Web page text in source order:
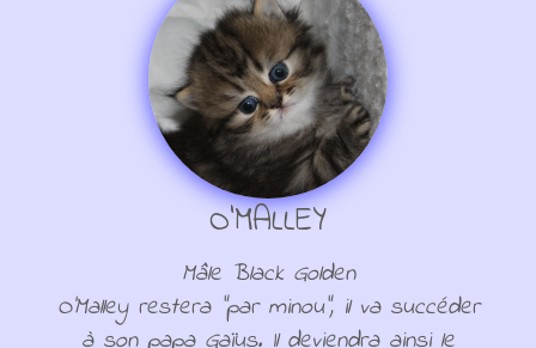
O'MALLEY
Mâle Black Golden
O'Malley restera "par minou", il va succéder